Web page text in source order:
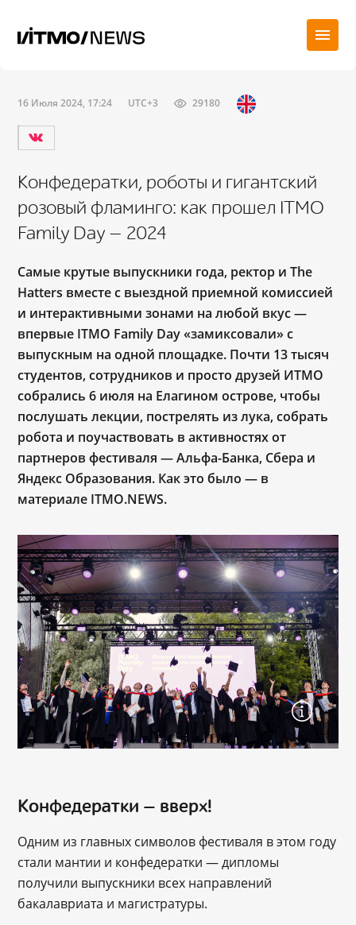
16 Июля 2024, 17:24 UTC+3 29180
Конфедератки, роботы и гигантский
розовый фламинго: как прошел ITMO
Family Day — 2024
Самые крутые выпускники года, ректор и The
Hatters вместе с выездной приемной комиссией
и интерактивными зонами на любой вкус —
впервые ITMO Family Day «замиксовали» с
выпускным на одной площадке. Почти 13 тысяч
студентов, сотрудников и просто друзей ИТМО
собрались 6 июля на Елагином острове, чтобы
послушать лекции, пострелять из лука, собрать
робота и поучаствовать в активностях от
партнеров фестиваля — Альфа-Банка, Сбера и
Яндекс Образования. Как это было — в
материале ITMO.NEWS.
Конфедератки — вверх!
Одним из главных символов фестиваля в этом году
стали мантии и конфедератки — дипломы
получили выпускники всех направлений
бакалавриата и магистратуры.